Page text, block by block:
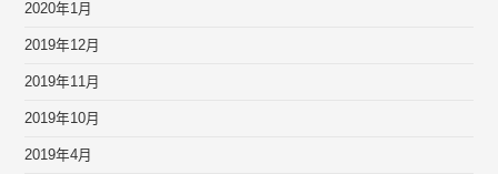
2020年1月
2019年12月
2019年11月
2019年10月
2019年4月